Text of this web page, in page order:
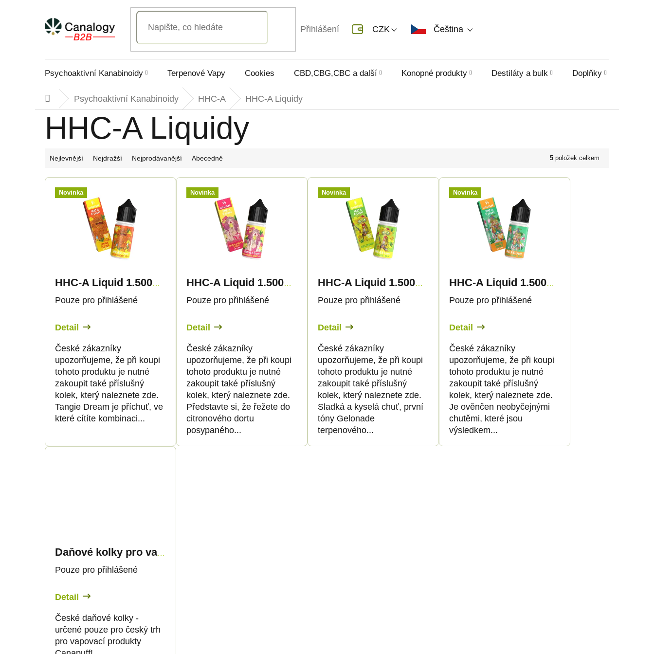
CZK Čeština
Přihlášení
Psychoaktivní Kanabinoidy Terpenové Vapy Cookies CBD,CBG,CBC a další Konopné produkty Destiláty a bulk Doplňky
DomůPsychoaktivní Kanabinoidy HHC-A HHC-A Liquidy
HHC-A Liquidy
Ř
a
z
p
o
d
u
k
t
Nejlevnější Nejdražší Nejprodávanější Abecedně 5 položek celkem
V
s
p
o
d
u
k
t
Novinka
HHC-A Liquid 1.500mg - Tangie Dream - Canapuff
Pouze pro přihlášené
Detail
České zákazníky
upozorňujeme, že při koupi
tohoto produktu je nutné
zakoupit také příslušný
kolek, který naleznete zde.
Tangie Dream je příchuť, ve
které cítíte kombinaci...
Novinka
HHC-A Liquid 1.500mg - Lemon Cherry Gelato - Canapuff
Pouze pro přihlášené
Detail
České zákazníky
upozorňujeme, že při koupi
tohoto produktu je nutné
zakoupit také příslušný
kolek, který naleznete zde.
Představte si, že řežete do
citronového dortu
posypaného...
Novinka
HHC-A Liquid 1.500mg - Gelonade - Canapuff
Pouze pro přihlášené
Detail
České zákazníky
upozorňujeme, že při koupi
tohoto produktu je nutné
zakoupit také příslušný
kolek, který naleznete zde.
Sladká a kyselá chuť, první
tóny Gelonade
terpenového...
Novinka
HHC-A Liquid 1.500mg - Green Crack - Canapuff
Pouze pro přihlášené
Detail
České zákazníky
upozorňujeme, že při koupi
tohoto produktu je nutné
zakoupit také příslušný
kolek, který naleznete zde.
Je ověnčen neobyčejnými
chutěmi, které jsou
výsledkem...
Daňové kolky pro vapovací produkty 10ml - pouze pro CZ zákazníky
Pouze pro přihlášené
Detail
České daňové kolky -
určené pouze pro český trh
pro vapovací produkty